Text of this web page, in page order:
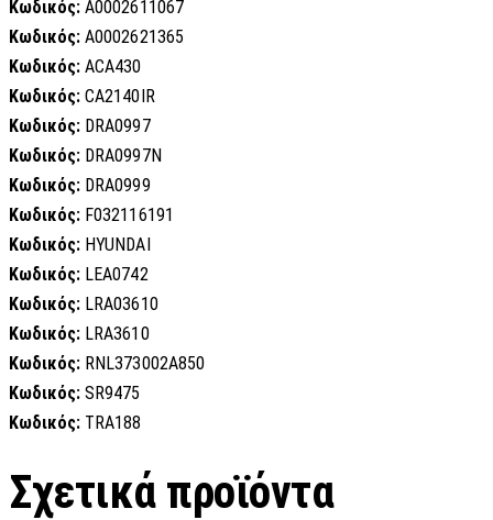
Κωδικός: A0002611067
Κωδικός: A0002621365
Κωδικός: ACA430
Κωδικός: CA2140IR
Κωδικός: DRA0997
Κωδικός: DRA0997N
Κωδικός: DRA0999
Κωδικός: F032116191
Κωδικός: HYUNDAI
Κωδικός: LEA0742
Κωδικός: LRA03610
Κωδικός: LRA3610
Κωδικός: RNL373002A850
Κωδικός: SR9475
Κωδικός: TRA188
Σχετικά προϊόντα